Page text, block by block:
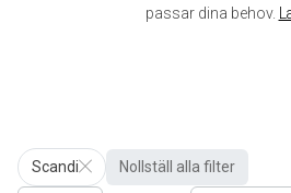
passar dina behov.
Scandi Nollställ alla filter